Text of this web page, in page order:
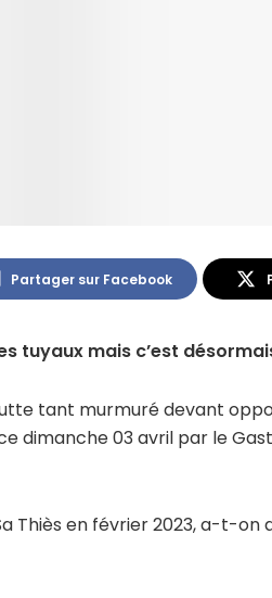
Partager sur Facebook
tuyaux mais c’est
tant murmuré devant
dimanche 03 avril par le
Thiès en février 2023, a-t-on